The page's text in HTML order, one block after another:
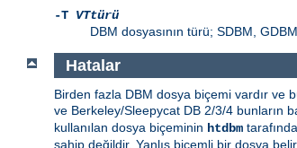
-T VTtürü
DBM dosyasının türü; SDBM,
Hatalar
Birden fazla DBM dosya biçemi vardır ve
ve Berkeley/Sleepycat DB 2/3/4 bunların
kullanılan dosya biçeminin htdbm
sahip değildir. Yanlış biçemli bir dosya